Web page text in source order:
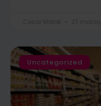
Uncategorized